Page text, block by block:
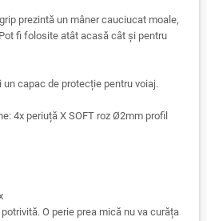
prezintă un mâner cauciucat moale,
fi folosite atât acasă cât și pentru
capac de protecție pentru voiaj.
4x periuță X SOFT roz Ø2mm profil
O perie prea mică nu va curăța